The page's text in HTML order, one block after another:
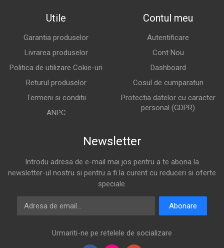
Utile
Garantia produselor
Livrarea produselor
Politica de utilizare Cokie-uri
Returul produselor
Termeni si conditii
ANPC
Contul meu
Autentificare
Cont Nou
Dashboard
Cosul de cumparaturi
Protectia datelor cu caracter
personal (GDPR)
Newsletter
Introdu adresa de e-mail mai jos pentru a te abona la
newsletter-ul nostru si pentru a fi la curent cu reduceri si oferte
speciale.
Adresa de email
Abonare
Urmariti-ne pe retelele de socializare